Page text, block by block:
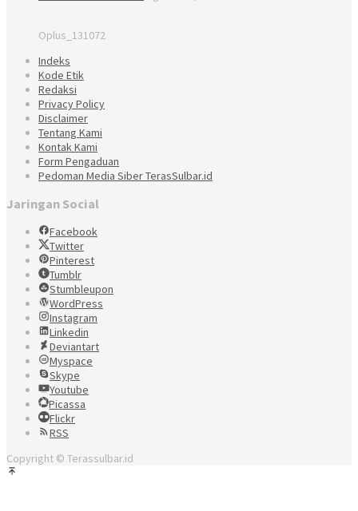
Oplus_131072
Indeks
Kode Etik
Redaksi
Privacy Policy
Disclaimer
Tentang Kami
Kontak Kami
Form Pengaduan
Pedoman Media Siber TerasSulbar.id
Jaringan Social
Facebook
Twitter
Pinterest
Tumblr
Stumbleupon
WordPress
Instagram
Linkedin
Deviantart
Myspace
Skype
Youtube
Picassa
Flickr
RSS
Copyright © Terassulbar.id